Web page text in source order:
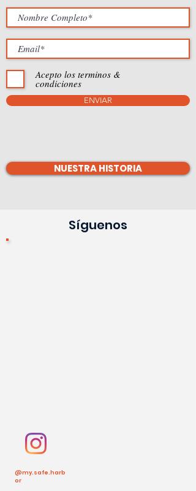
Acepto los terminos &
condiciones
ENVIAR
NUESTRA HISTORIA
Síguenos
@my.safe.harb
or